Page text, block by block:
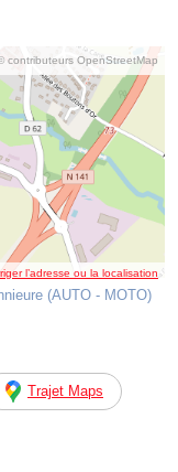
contributeurs OpenStreetMap
l’adresse ou la localisation
(AUTO - MOTO)
Trajet Maps